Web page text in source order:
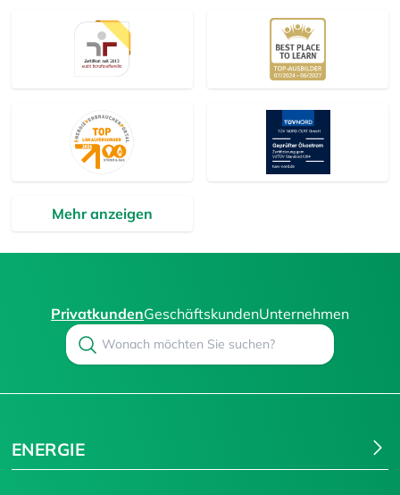
Mehr anzeigen
PrivatkundenGeschäftskundenUnternehmen
Search
ENERGIE